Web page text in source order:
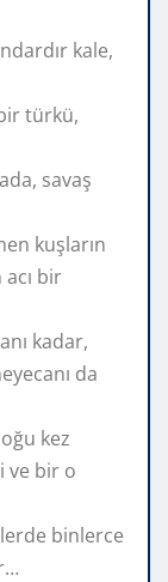
kale,
türkü,
savaş
kuşların
bir
kadar,
da
kez
ve bir o
binlerce